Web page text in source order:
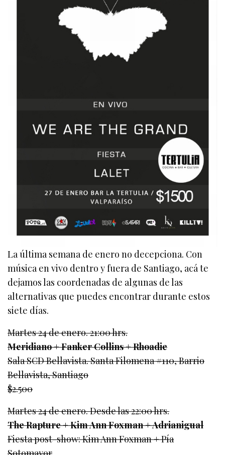
La última semana de enero no decepciona. Con
música en vivo dentro y fuera de Santiago, acá te
dejamos las coordenadas de algunas de las
alternativas que puedes encontrar durante estos
siete días.
Martes 24 de enero. 21:00 hrs.
Meridiano + Fanker Collins + Rhoadie
Sala SCD Bellavista. Santa Filomena #110, Barrio
Bellavista, Santiago
$2.500
Martes 24 de enero. Desde las 22:00 hrs.
The Rapture + Kim Ann Foxman + Adrianigual
Fiesta post-show: Kim Ann Foxman + Pía